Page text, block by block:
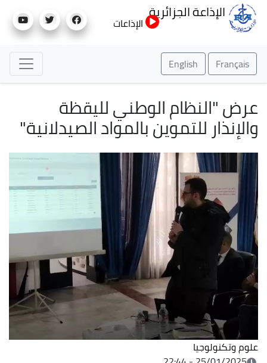
إلى
الإذاعة الجزائرية
الإذاعات
Français
English
عرض "النظام الوطني لليقظة
والإنذار للتموين بالمواد الصيدلانية"
علوم وتكنولوجيا